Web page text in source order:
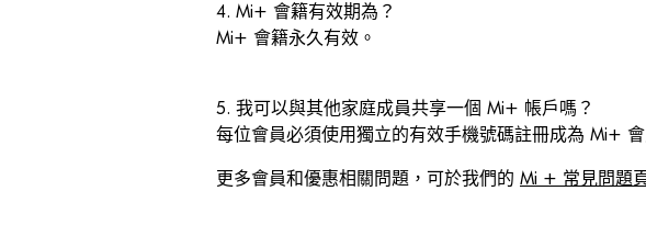
4. Mi+ 會籍有效期為？
Mi+ 會籍永久有效。
5. 我可以與其他家庭成員共享一個 Mi+ 帳戶嗎？
每位會員必須使用獨立的有效手機號碼註冊成為 Mi+ 會
更多會員和優惠相關問題，可於我們的 Mi + 常見問題